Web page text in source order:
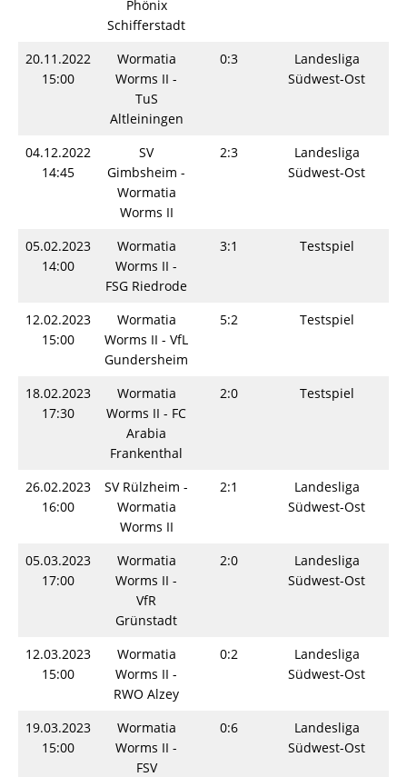
Phönix
Schifferstadt
20.11.2022
15:00
Wormatia
Worms II -
TuS
Altleiningen
0:3
Landesliga
Südwest-Ost
04.12.2022
14:45
SV
Gimbsheim -
Wormatia
Worms II
2:3
Landesliga
Südwest-Ost
05.02.2023
14:00
Wormatia
Worms II -
FSG Riedrode
3:1 Testspiel
12.02.2023
15:00
Wormatia
Worms II - VfL
Gundersheim
5:2 Testspiel
18.02.2023
17:30
Wormatia
Worms II - FC
Arabia
Frankenthal
2:0 Testspiel
26.02.2023
16:00
SV Rülzheim -
Wormatia
Worms II
2:1
Landesliga
Südwest-Ost
05.03.2023
17:00
Wormatia
Worms II -
VfR
Grünstadt
2:0
Landesliga
Südwest-Ost
12.03.2023
15:00
Wormatia
Worms II -
RWO Alzey
0:2
Landesliga
Südwest-Ost
19.03.2023
15:00
Wormatia
Worms II -
FSV
0:6
Landesliga
Südwest-Ost